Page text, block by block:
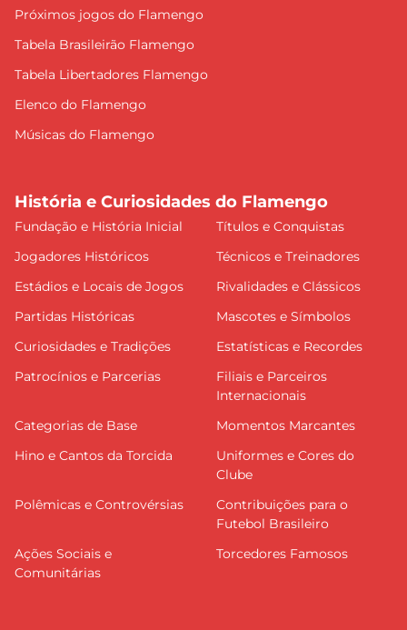
Próximos jogos do Flamengo
Tabela Brasileirão Flamengo
Tabela Libertadores Flamengo
Elenco do Flamengo
Músicas do Flamengo
História e Curiosidades do Flamengo
Fundação e História Inicial
Títulos e Conquistas
Jogadores Históricos
Técnicos e Treinadores
Estádios e Locais de Jogos
Rivalidades e Clássicos
Partidas Históricas
Mascotes e Símbolos
Curiosidades e Tradições
Estatísticas e Recordes
Patrocínios e Parcerias
Filiais e Parceiros
Internacionais
Categorias de Base
Momentos Marcantes
Hino e Cantos da Torcida
Uniformes e Cores do
Clube
Polêmicas e Controvérsias
Contribuições para o
Futebol Brasileiro
Ações Sociais e
Comunitárias
Torcedores Famosos